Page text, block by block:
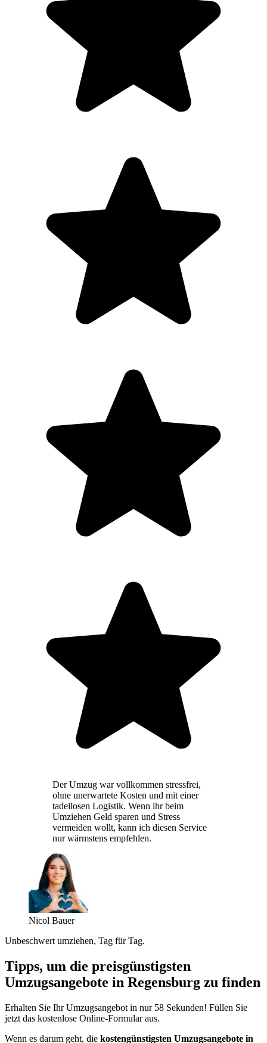
Der Umzug war vollkommen stressfrei,
ohne unerwartete Kosten und mit einer
tadellosen Logistik. Wenn ihr beim
Umziehen Geld sparen und Stress
vermeiden wollt, kann ich diesen Service
nur wärmstens empfehlen.
Nicol Bauer
Unbeschwert umziehen, Tag für Tag.
Tipps, um die preisgünstigsten
Umzugsangebote in Regensburg zu finden
Erhalten Sie Ihr Umzugsangebot in nur 58 Sekunden! Füllen Sie
jetzt das kostenlose Online-Formular aus.
Wenn es darum geht, die kostengünstigsten Umzugsangebote in